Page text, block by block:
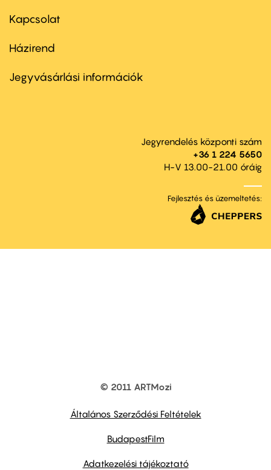
firstKapcsolat
Footer
second
Házirend
Jegyvásárlási információk
Jegyrendelés központi szám
+36 1 224 5650
H-V 13.00-21.00 óráig
Fejlesztés és üzemeltetés:
© 2011 ARTMozi
Általános Szerződési Feltételek
BudapestFilm
Adatkezelési tájékoztató